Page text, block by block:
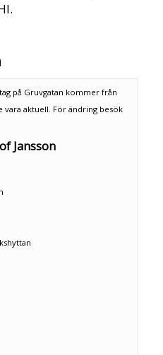
på Gruvgatan kommer från
vara aktuell. För ändring besök
Jansson